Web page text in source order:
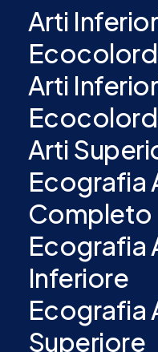
Arti
Arti
Arti
Ecografia
Completo
Ecografia
Inferiore
Ecografia
Superiore